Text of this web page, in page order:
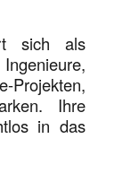
sich als
Ihre
in das